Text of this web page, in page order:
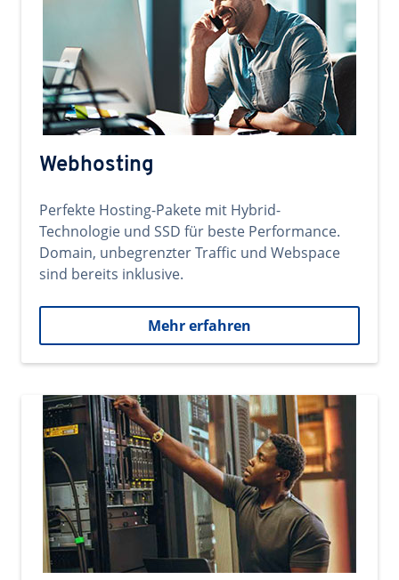
Webhosting
Perfekte Hosting-Pakete mit Hybrid-
Technologie und SSD für beste Performance.
Domain, unbegrenzter Traffic und Webspace
sind bereits inklusive.
Mehr erfahren